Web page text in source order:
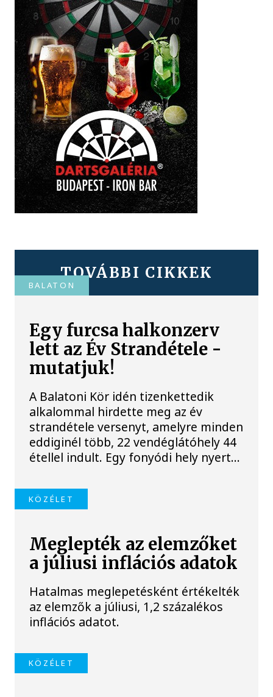
TOVÁBBI CIKKEK
BALATON
Egy furcsa halkonzerv
lett az Év Strandétele -
mutatjuk!
A Balatoni Kör idén tizenkettedik
alkalommal hirdette meg az év
strandétele versenyt, amelyre minden
eddiginél több, 22 vendéglátóhely 44
étellel indult. Egy fonyódi hely nyert...
KÖZÉLET
Meglepték az elemzőket
a júliusi inflációs adatok
Hatalmas meglepetésként értékelték
az elemzők a júliusi, 1,2 százalékos
inflációs adatot.
KÖZÉLET